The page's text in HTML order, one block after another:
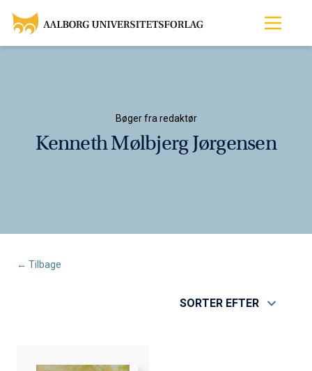
Bøger fra redaktør
Kenneth Mølbjerg Jørgensen
← Tilbage
SORTER EFTER